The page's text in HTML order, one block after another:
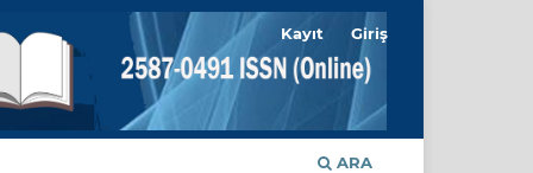
ARA
Kayıt Giriş